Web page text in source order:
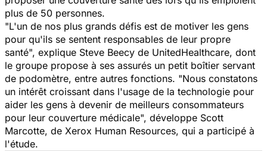
plus de 50 personnes.
"L'un de nos plus grands défis est de motiver les gens
pour qu'ils se sentent responsables de leur propre
santé", explique Steve Beecy de UnitedHealthcare, dont
le groupe propose à ses assurés un petit boîtier servant
de podomètre, entre autres fonctions. "Nous constatons
un intérêt croissant dans l'usage de la technologie pour
aider les gens à devenir de meilleurs consommateurs
pour leur couverture médicale", développe Scott
Marcotte, de Xerox Human Resources, qui a participé à
l'étude.